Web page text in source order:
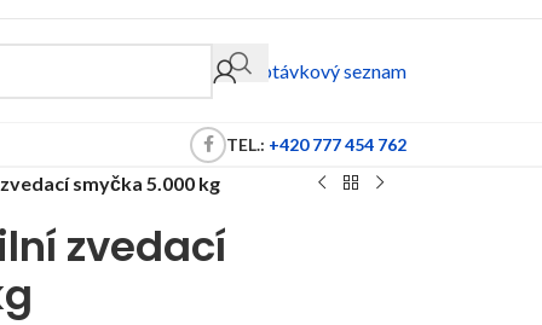
Poptávkový seznam
TEL.: +420 777 454 762
smyčka 5.000 kg
zvedací